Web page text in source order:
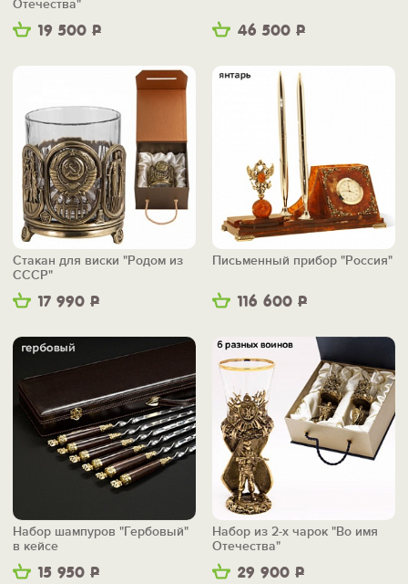
19 500 Р
Отечества"
46 500 Р
17 990 Р
Стакан для виски "Родом из
СССР"
116 600 Р
Письменный прибор "Россия"
15 950 Р
Набор шампуров "Гербовый"
в кейсе
29 900 Р
Набор из 2-х чарок "Во имя
Отечества"